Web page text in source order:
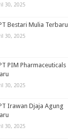
30, 2025
Bestari Mulia Terbaru
30, 2025
PIM Pharmaceuticals
30, 2025
Irawan Djaja Agung
30, 2025